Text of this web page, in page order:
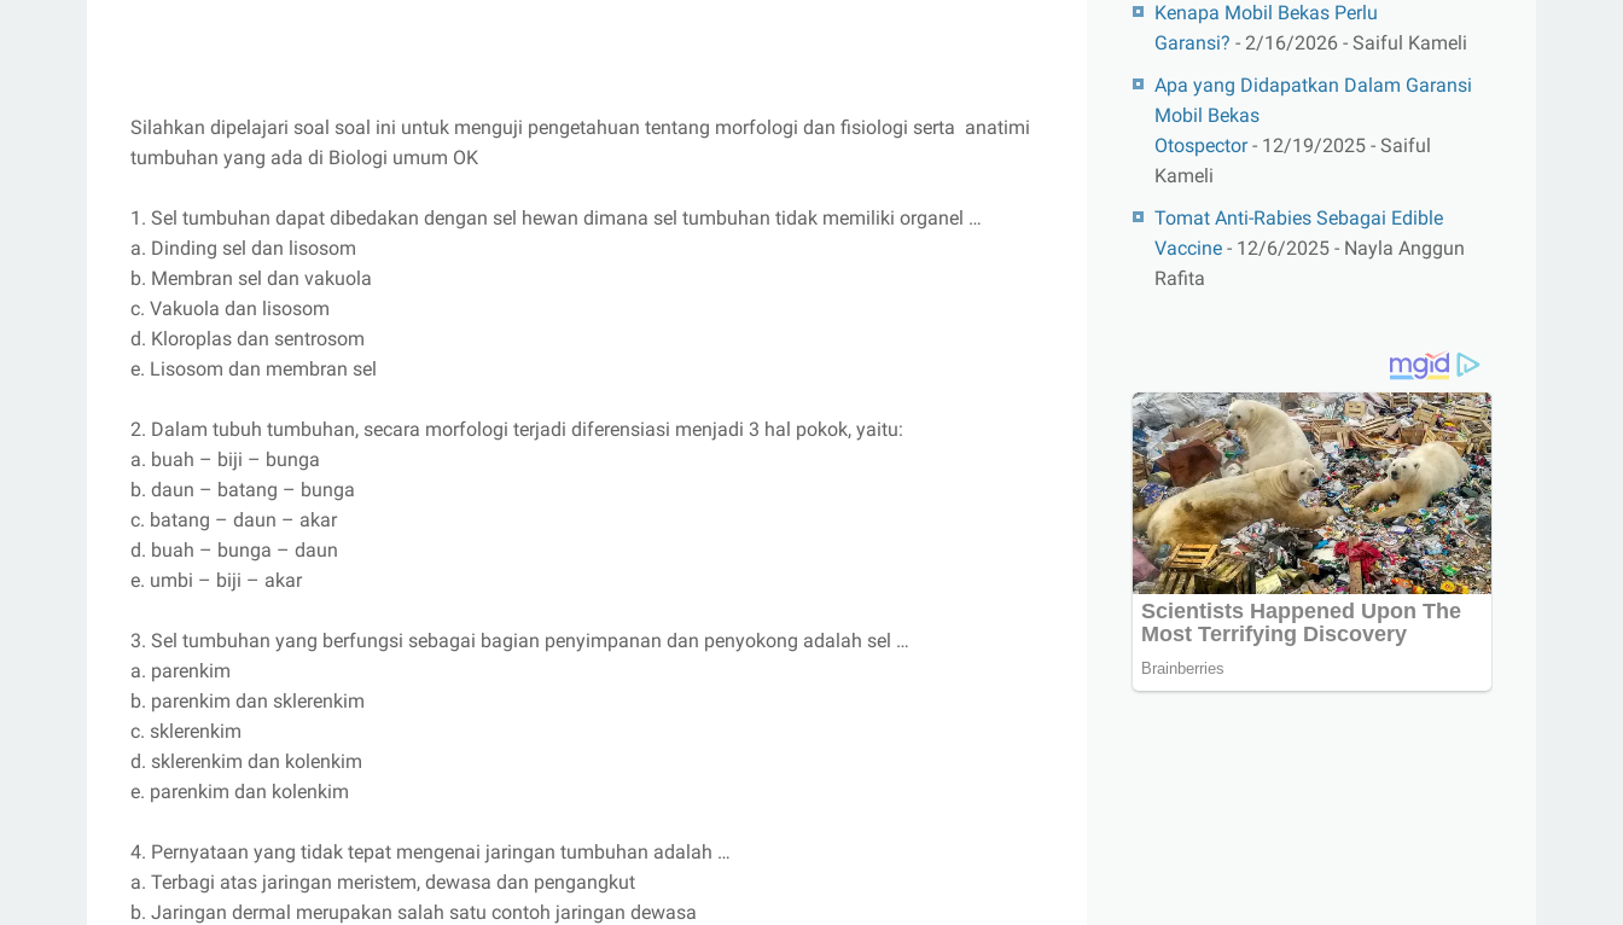
Silahkan dipelajari soal soal ini untuk menguji pengetahuan tentang morfologi dan fisiologi serta anatimi
tumbuhan yang ada di Biologi umum OK
1. Sel tumbuhan dapat dibedakan dengan sel hewan dimana sel tumbuhan tidak memiliki organel …
a. Dinding sel dan lisosom
b. Membran sel dan vakuola
c. Vakuola dan lisosom
d. Kloroplas dan sentrosom
e. Lisosom dan membran sel
2. Dalam tubuh tumbuhan, secara morfologi terjadi diferensiasi menjadi 3 hal pokok, yaitu:
a. buah – biji – bunga
b. daun – batang – bunga
c. batang – daun – akar
d. buah – bunga – daun
e. umbi – biji – akar
3. Sel tumbuhan yang berfungsi sebagai bagian penyimpanan dan penyokong adalah sel …
a. parenkim
b. parenkim dan sklerenkim
c. sklerenkim
d. sklerenkim dan kolenkim
e. parenkim dan kolenkim
4. Pernyataan yang tidak tepat mengenai jaringan tumbuhan adalah …
a. Terbagi atas jaringan meristem, dewasa dan pengangkut
b. Jaringan dermal merupakan salah satu contoh jaringan dewasa
Kenapa Mobil Bekas Perlu
Garansi? - 2/16/2026 - Saiful Kameli
Apa yang Didapatkan Dalam Garansi
Mobil Bekas
Otospector- 12/19/2025 - Saiful
Kameli
Tomat Anti-Rabies Sebagai Edible
Vaccine - 12/6/2025 - Nayla Anggun
Rafita